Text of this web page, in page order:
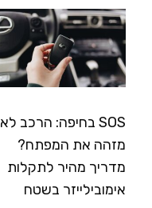
SOS בחיפה: הרכב לא
מזהה את המפתח?
מדריך מהיר לתקלות
אימובילייזר בשטח